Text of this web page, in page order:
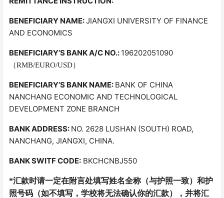
BENEFICIARY NAME:JIANGXI UNIVERSITY OF FINANCE
AND ECONOMICS
BENEFICIARY’S BANKA/C NO.: 196202051090
（RMB/EURO/USD）
BENEFICIARY’S BANK NAME: BANK OF CHINA
NANCHANG ECONOMIC AND TECHNOLOGICAL
DEVELOPMENT ZONE BRANCH
BANK ADDRESS: NO. 2628 LUSHAN (SOUTH) ROAD,
NANCHANG, JIANGXI, CHINA.
BANKSWITFCODE: BKCHCNBJ550
*汇款时请一定在附言处填写姓名全称（与护照一致）和护
照号码（如不填写，学校将无法确认你的汇款），并将汇